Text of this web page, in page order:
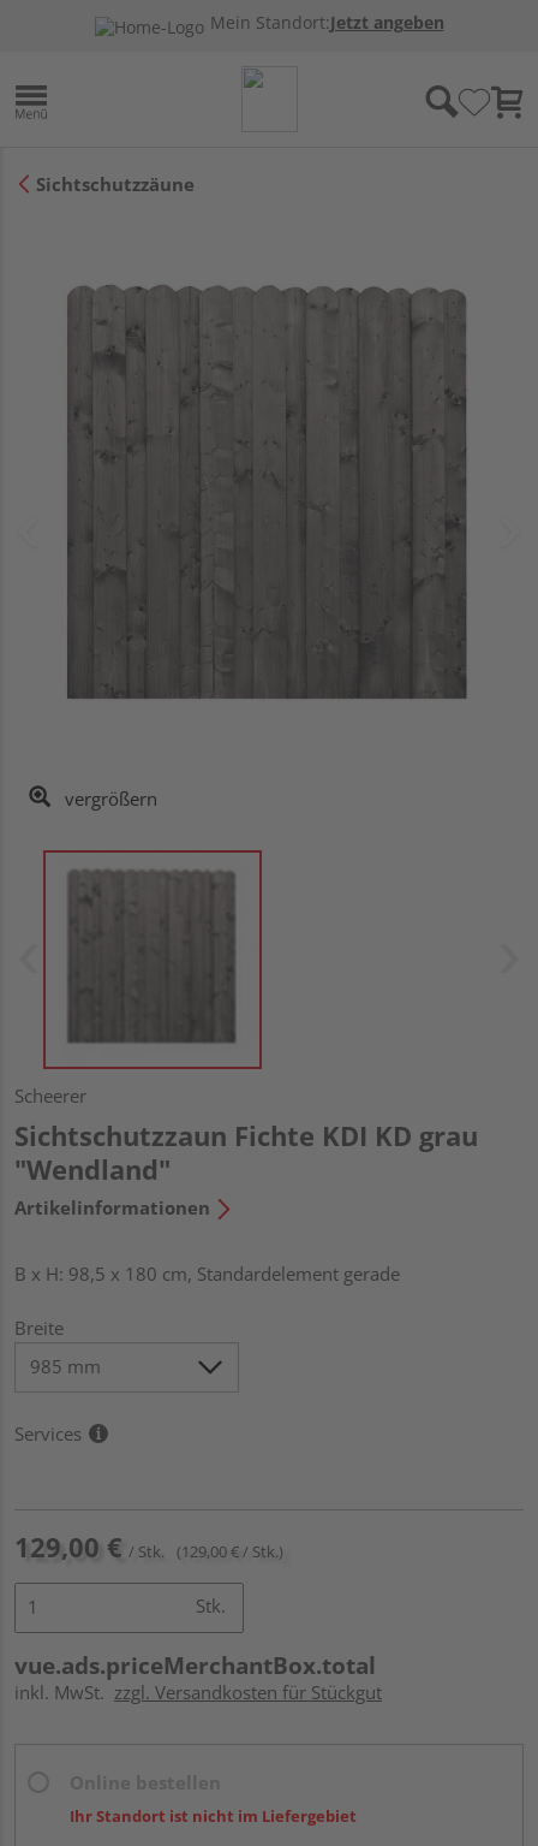
Mein Standort:Jetzt angeben
Sichtschutzzäune
vergrößern
Scheerer
Sichtschutzzaun Fichte KDI KD grau
"Wendland"
Artikelinformationen
B x H: 98,5 x 180 cm, Standardelement gerade
Breite
Services
129,00 € / Stk. (129,00 € / Stk.)
Stk.
vue.ads.priceMerchantBox.total
inkl. MwSt. zzgl. Versandkosten für Stückgut
Ihr Standort ist nicht im Liefergebiet